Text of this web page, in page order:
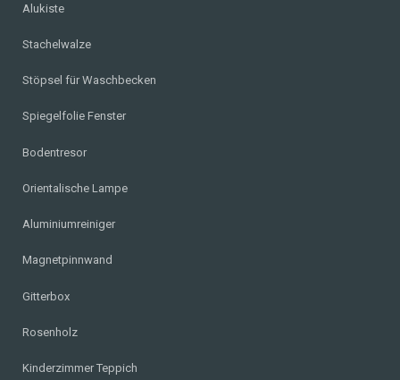
Alukiste
Stachelwalze
Stöpsel für Waschbecken
Spiegelfolie Fenster
Bodentresor
Orientalische Lampe
Aluminiumreiniger
Magnetpinnwand
Gitterbox
Rosenholz
Kinderzimmer Teppich